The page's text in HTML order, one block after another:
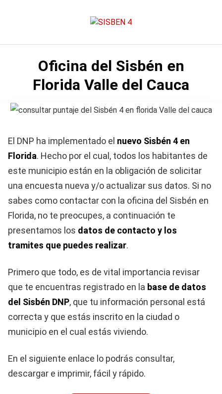
Oficina del Sisbén en
Florida Valle del Cauca
El DNP ha implementado el nuevo Sisbén 4 en
Florida. Hecho por el cual, todos los habitantes de
este municipio están en la obligación de solicitar
una encuesta nueva y/o actualizar sus datos. Si no
sabes como contactar con la oficina del Sisbén en
Florida, no te preocupes, a continuación te
presentamos los datos de contacto y los
tramites que puedes realizar.
Primero que todo, es de vital importancia revisar
que te encuentras registrado en la base de datos
del Sisbén DNP, que tu información personal está
correcta y que estás inscrito en la ciudad o
municipio en el cual estás viviendo.
En el siguiente enlace lo podrás consultar,
descargar e imprimir, fácil y rápido.